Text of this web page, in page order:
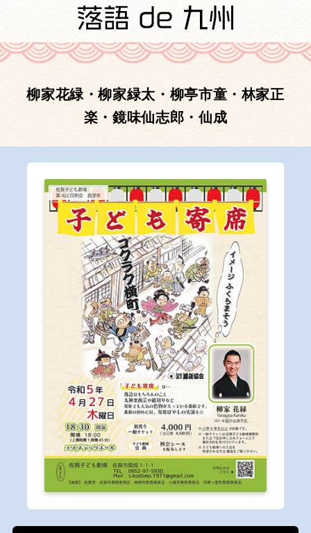
柳家花緑・柳家緑太・柳亭市童・林家正
楽・鏡味仙志郎・仙成